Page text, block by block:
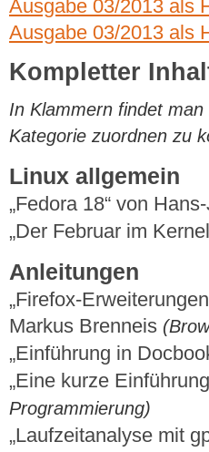
Ausgabe 03/2013 als
Ausgabe 03/2013 als
Kompletter
In Klammern findet
Kategorie zuordnen zu
Linux allgemein
„Fedora 18“ von
„Der Februar im
Anleitungen
„Firefox-
Markus Brenneis
„Einführung in
„Eine kurze
Programmierung)
„Laufzeitanalyse mit